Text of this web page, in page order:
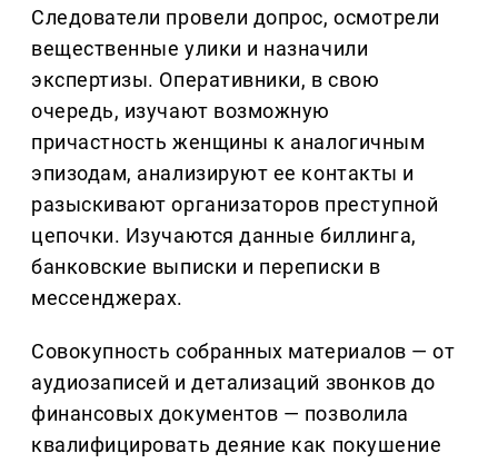
Следователи провели допрос, осмотрели
вещественные улики и назначили
экспертизы. Оперативники, в свою
очередь, изучают возможную
причастность женщины к аналогичным
эпизодам, анализируют ее контакты и
разыскивают организаторов преступной
цепочки. Изучаются данные биллинга,
банковские выписки и переписки в
мессенджерах.
Совокупность собранных материалов — от
аудиозаписей и детализаций звонков до
финансовых документов — позволила
квалифицировать деяние как покушение